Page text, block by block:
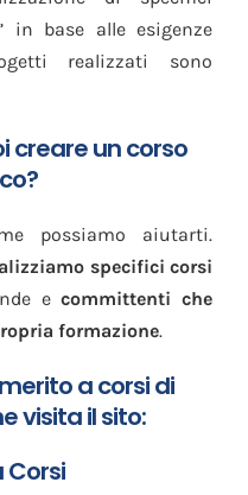
in base alle esigenze
realizzati sono
creare un corso
possiamo aiutarti.
specifici corsi
ecommittenti che
formazione.
a corsi di
visita il sito:
Corsi